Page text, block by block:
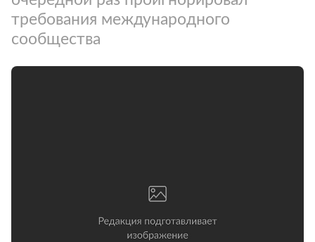
требования международного
сообщества